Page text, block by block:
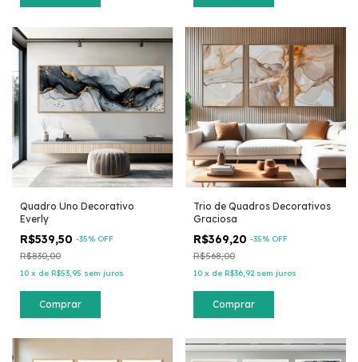
Quadro Uno Decorativo
Everly
R$539,50 -35% OFF
R$830,00
10 x de R$53,95 sem juros
Comprar
Trio de Quadros Decorativos
Graciosa
R$369,20 -35% OFF
R$568,00
10 x de R$36,92 sem juros
Comprar